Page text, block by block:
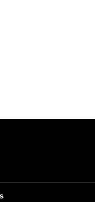
julkaisuista VTT:n
CRIS-portaalissa